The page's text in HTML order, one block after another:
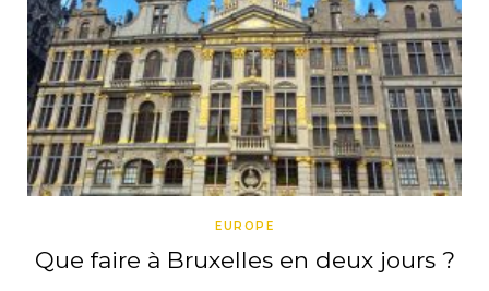
EUROPE
Que faire à Bruxelles en deux jours ?